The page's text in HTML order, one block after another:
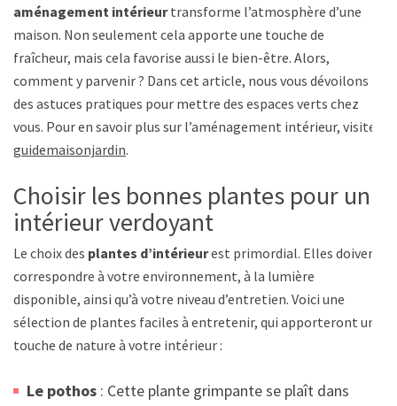
aménagement intérieurtransforme l’atmosphère d’une
maison. Non seulement cela apporte une touche de
fraîcheur, mais cela favorise aussi le bien-être. Alors,
comment y parvenir ? Dans cet article, nous vous dévoilons
des astuces pratiques pour mettre des espaces verts chez
vous. Pour en savoir plus sur l’aménagement intérieur, visitez
guidemaisonjardin.
Choisir les bonnes plantes pour un
intérieur verdoyant
Le choix des plantes d’intérieurest primordial. Elles doivent
correspondre à votre environnement, à la lumière
disponible, ainsi qu’à votre niveau d’entretien. Voici une
sélection de plantes faciles à entretenir, qui apporteront une
touche de nature à votre intérieur :
Le pothos : Cette plante grimpante se plaît dans